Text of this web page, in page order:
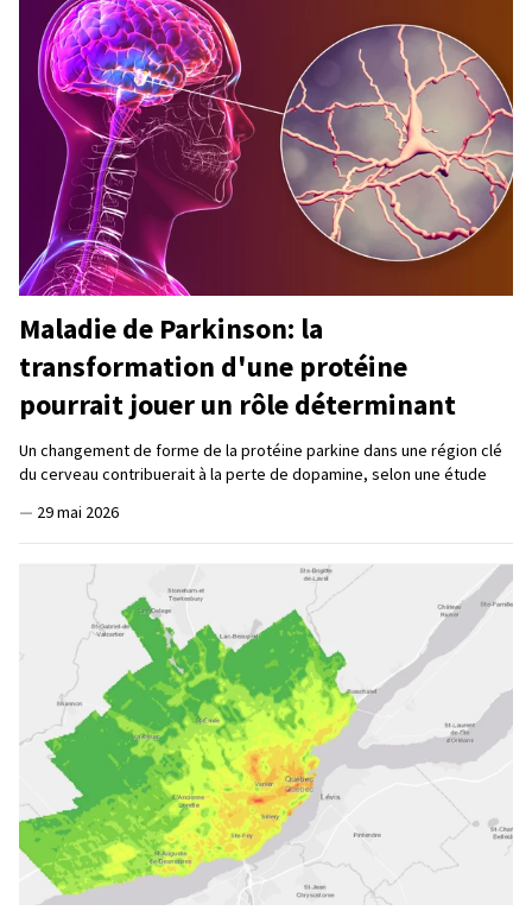
Maladie de Parkinson: la
transformation d'une protéine
pourrait jouer un rôle déterminant
Un changement de forme de la protéine parkine dans une région clé
du cerveau contribuerait à la perte de dopamine, selon une étude
— 29 mai 2026